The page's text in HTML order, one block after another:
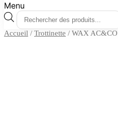
Menu
Recherche
de
produits
Accueil / Trottinette / WAX AC&CO